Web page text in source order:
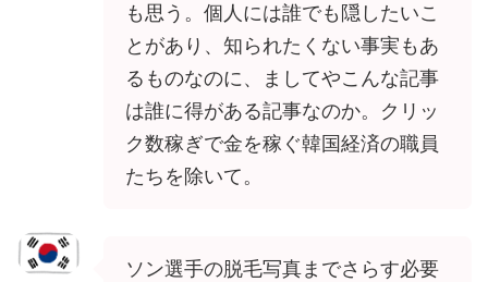
も思う。個人には誰でも隠したいこ
とがあり、知られたくない事実もあ
るものなのに、ましてやこんな記事
は誰に得がある記事なのか。クリッ
ク数稼ぎで金を稼ぐ韓国経済の職員
たちを除いて。
ソン選手の脱毛写真までさらす必要